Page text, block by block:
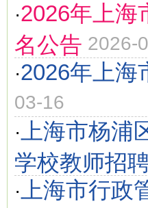
·2026年上海
名公告 2026-
·2026年上海
03-16
·
上海市杨
学校教师招
·
上海市行